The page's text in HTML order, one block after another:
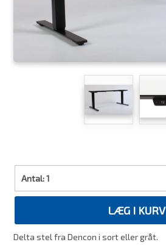
Antal:1
LÆG I KURV
Delta stel fra Dencon i sort eller gråt.